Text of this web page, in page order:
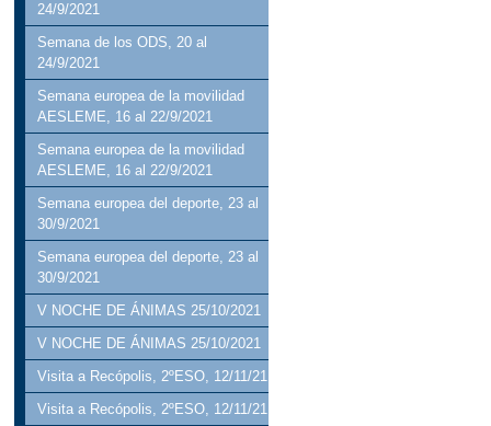
24/9/2021
Semana de los ODS, 20 al
24/9/2021
Semana europea de la movilidad
AESLEME, 16 al 22/9/2021
Semana europea de la movilidad
AESLEME, 16 al 22/9/2021
Semana europea del deporte, 23 al
30/9/2021
Semana europea del deporte, 23 al
30/9/2021
V NOCHE DE ÁNIMAS 25/10/2021
V NOCHE DE ÁNIMAS 25/10/2021
Visita a Recópolis, 2ºESO, 12/11/21
Visita a Recópolis, 2ºESO, 12/11/21